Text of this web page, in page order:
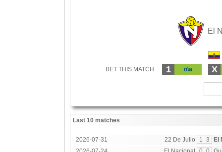
El
BET THIS MATCH 1 n\a X
Last 10 matches
2026-07-31 22 De Julio 1 3
El